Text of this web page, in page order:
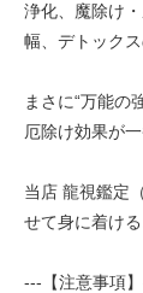
浄化、魔除け
幅、デトック
まさに“万能の
厄除け効果が
当店 龍視鑑定（
せて身に着け
---【注意事項